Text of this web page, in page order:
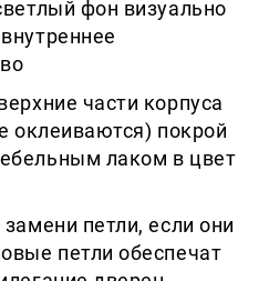
фон визуально
части корпуса
оклеиваются) покрой
лаком в цвет
петли, если они
петли обеспечат